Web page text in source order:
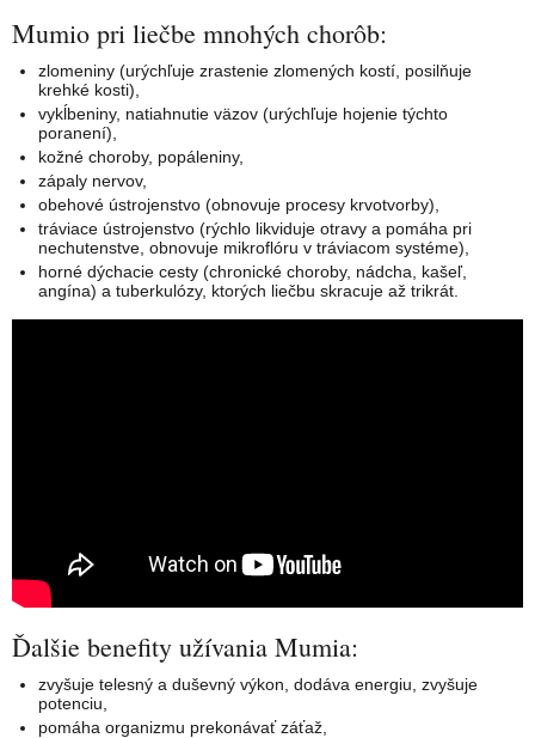
Mumio pri liečbe mnohých chorôb:
zlomeniny (urýchľuje zrastenie zlomených kostí, posilňuje
krehké kosti),
vykĺbeniny, natiahnutie väzov (urýchľuje hojenie týchto
poranení),
kožné choroby, popáleniny,
zápaly nervov,
obehové ústrojenstvo (obnovuje procesy krvotvorby),
tráviace ústrojenstvo (rýchlo likviduje otravy a pomáha pri
nechutenstve, obnovuje mikroflóru v tráviacom systéme),
horné dýchacie cesty (chronické choroby, nádcha, kašeľ,
angína) a tuberkulózy, ktorých liečbu skracuje až trikrát.
Ďalšie benefity užívania Mumia:
zvyšuje telesný a duševný výkon, dodáva energiu, zvyšuje
potenciu,
pomáha organizmu prekonávať záťaž,